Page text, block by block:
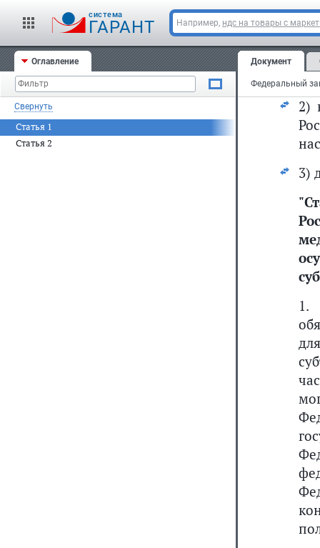
cистема
ГАРАНТ Например, ндс на товары с
Оглавление
Свернуть
Статья 1
Статья 2
Документ
2)
3)
"
1.